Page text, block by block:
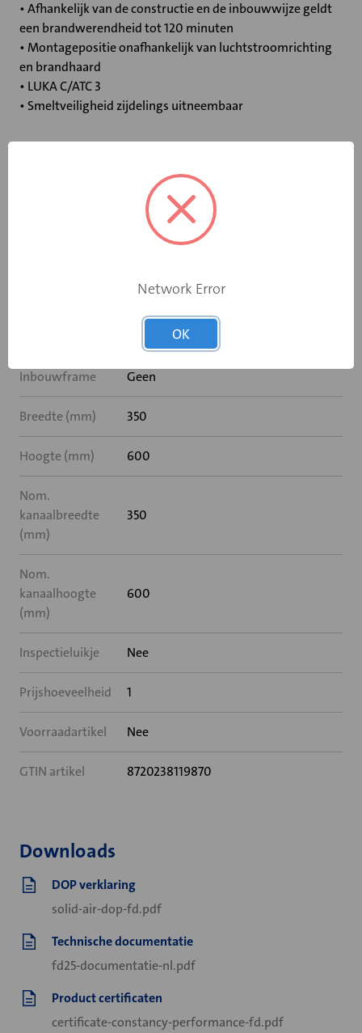
• Afhankelijk van de constructie en de inbouwwijze geldt
een brandwerendheid tot 120 minuten
• Montagepositie onafhankelijk van luchtstroomrichting
en brandhaard
• LUKA C/ATC 3
• Smeltveiligheid zijdelings uitneembaar
Elektromotor 230 V
Inbouwframe Geen
Breedte (mm) 350
Hoogte (mm) 600
Nom.
kanaalbreedte
(mm)
350
Nom.
kanaalhoogte
(mm)
600
Inspectieluikje Nee
Prijshoeveelheid 1
Voorraadartikel Nee
GTIN artikel 8720238119870
Downloads
DOP verklaring
solid-air-dop-fd.pdf
Technische documentatie
fd25-documentatie-nl.pdf
Product certificaten
certificate-constancy-performance-fd.pdf
Network Error
OK